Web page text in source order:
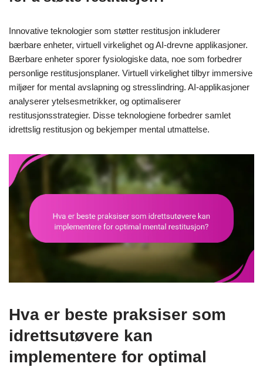
Innovative teknologier som støtter restitusjon inkluderer
bærbare enheter, virtuell virkelighet og AI-drevne applikasjoner.
Bærbare enheter sporer fysiologiske data, noe som forbedrer
personlige restitusjonsplaner. Virtuell virkelighet tilbyr immersive
miljøer for mental avslapning og stresslindring. AI-applikasjoner
analyserer ytelsesmetrikker, og optimaliserer
restitusjonsstrategier. Disse teknologiene forbedrer samlet
idrettslig restitusjon og bekjemper mental utmattelse.
Hva er beste praksiser som
idrettsutøvere kan
implementere for optimal